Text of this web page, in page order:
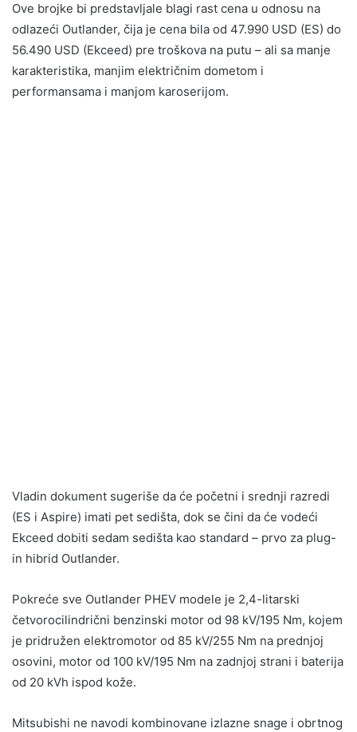
Ove brojke bi predstavljale blagi rast cena u odnosu na
odlazeći Outlander, čija je cena bila od 47.990 USD (ES) do
56.490 USD (Ekceed) pre troškova na putu – ali sa manje
karakteristika, manjim električnim dometom i
performansama i manjom karoserijom.
Vladin dokument sugeriše da će početni i srednji razredi
(ES i Aspire) imati pet sedišta, dok se čini da će vodeći
Ekceed dobiti sedam sedišta kao standard – prvo za plug-
in hibrid Outlander.
Pokreće sve Outlander PHEV modele je 2,4-litarski
četvorocilindrični benzinski motor od 98 kV/195 Nm, kojem
je pridružen elektromotor od 85 kV/255 Nm na prednjoj
osovini, motor od 100 kV/195 Nm na zadnjoj strani i baterija
od 20 kVh ispod kože.
Mitsubishi ne navodi kombinovane izlazne snage i obrtnog